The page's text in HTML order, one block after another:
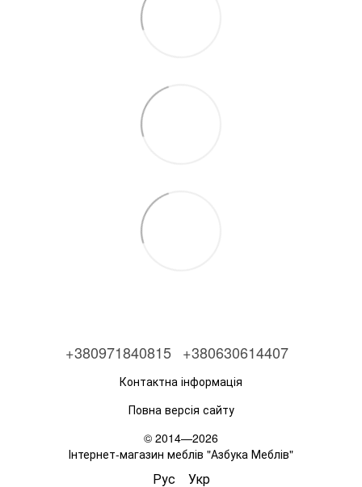
+380971840815 +380630614407
Контактна інформація
Повна версія сайту
© 2014—2026
Інтернет-магазин меблів "Азбука Меблів"
Рус Укр